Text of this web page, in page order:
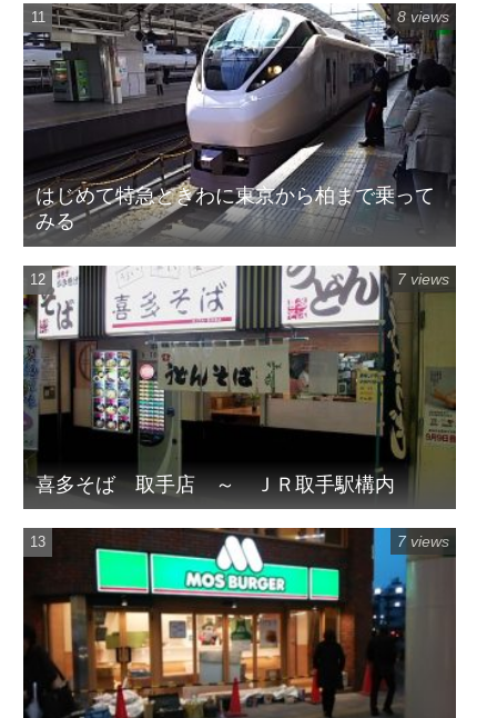
はじめて特急ときわに東京から柏まで乗って
みる
8 views
喜多そば 取手店 ～ ＪＲ取手駅構内
7 views
7 views